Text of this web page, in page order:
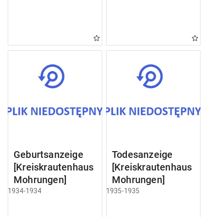
Geburtsanzeige
[Kreiskrautenhaus
Mohrungen]
1934-1934
Todesanzeige
[Kreiskrautenhaus
Mohrungen]
1935-1935